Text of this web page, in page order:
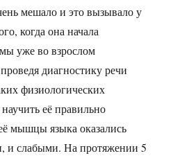
мешало и это вызывало у
когда она начала
уже во взрослом
диагностику речи
физиологических
её правильно
мышцы языка оказались
и слабыми. На протяжении 5